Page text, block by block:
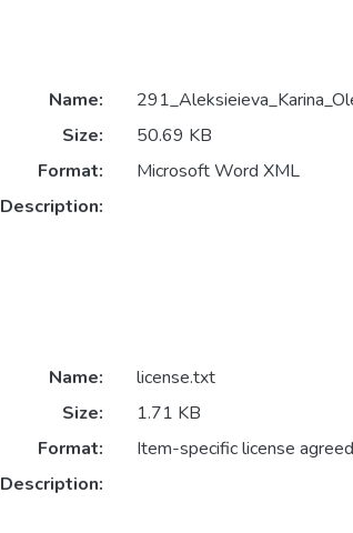
Name:
Size:
50.69 KB
Format:
Microsoft Word XML
Description:
Name:
license.txt
Size:
1.71 KB
Format:
Item-specific license
Description: